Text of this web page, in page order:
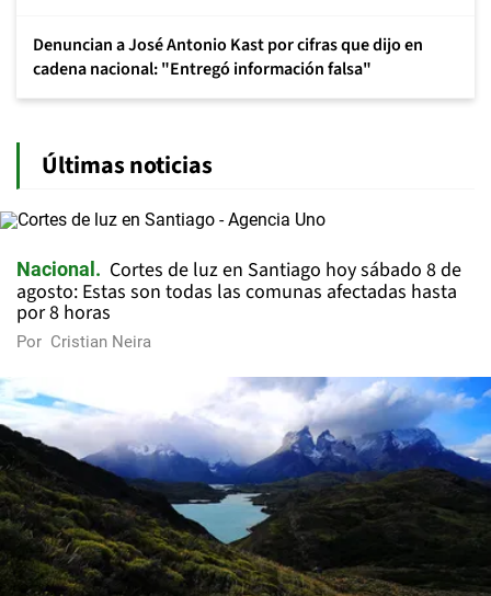
Denuncian a José Antonio Kast por cifras que dijo en
cadena nacional: "Entregó información falsa"
Últimas noticias
Nacional
Cortes de luz en Santiago hoy sábado 8 de
agosto: Estas son todas las comunas afectadas hasta
por 8 horas
Por Cristian Neira